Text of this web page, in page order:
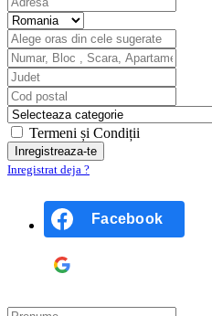
Termeni și Condiții
Inregistrat deja ?
Facebook